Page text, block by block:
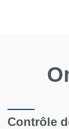
Contrôle